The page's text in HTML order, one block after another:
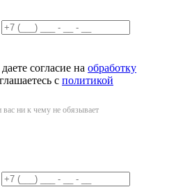
согласие на обработку
с политикой
вас ни к чему не обязывает